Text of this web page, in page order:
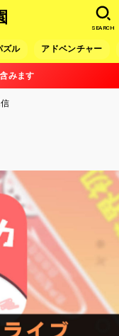
ズル アドベンチャー
SEARCH
みます